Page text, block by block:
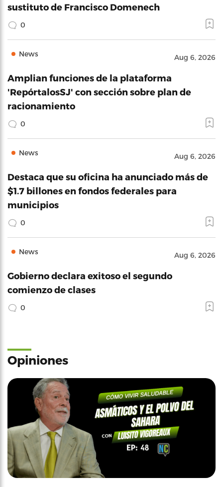
sustituto de Francisco Domenech
0
News Aug 6, 2026
Amplian funciones de la plataforma
'RepórtalosSJ' con sección sobre plan de
racionamiento
0
News Aug 6, 2026
Destaca que su oficina ha anunciado más de
$1.7 billones en fondos federales para
municipios
0
News Aug 6, 2026
Gobierno declara exitoso el segundo
comienzo de clases
0
Opiniones